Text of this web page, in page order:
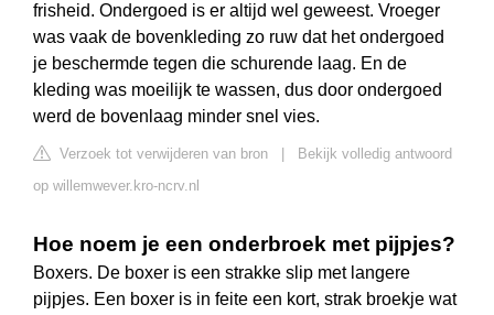
frisheid. Ondergoed is er altijd wel geweest. Vroeger
was vaak de bovenkleding zo ruw dat het ondergoed
je beschermde tegen die schurende laag. En de
kleding was moeilijk te wassen, dus door ondergoed
werd de bovenlaag minder snel vies.
Verzoek tot verwijderen van bron
Bekijk volledig antwoord
op willemwever.kro-ncrv.nl
Hoe noem je een onderbroek met pijpjes?
Boxers. De boxer is een strakke slip met langere
pijpjes. Een boxer is in feite een kort, strak broekje wat